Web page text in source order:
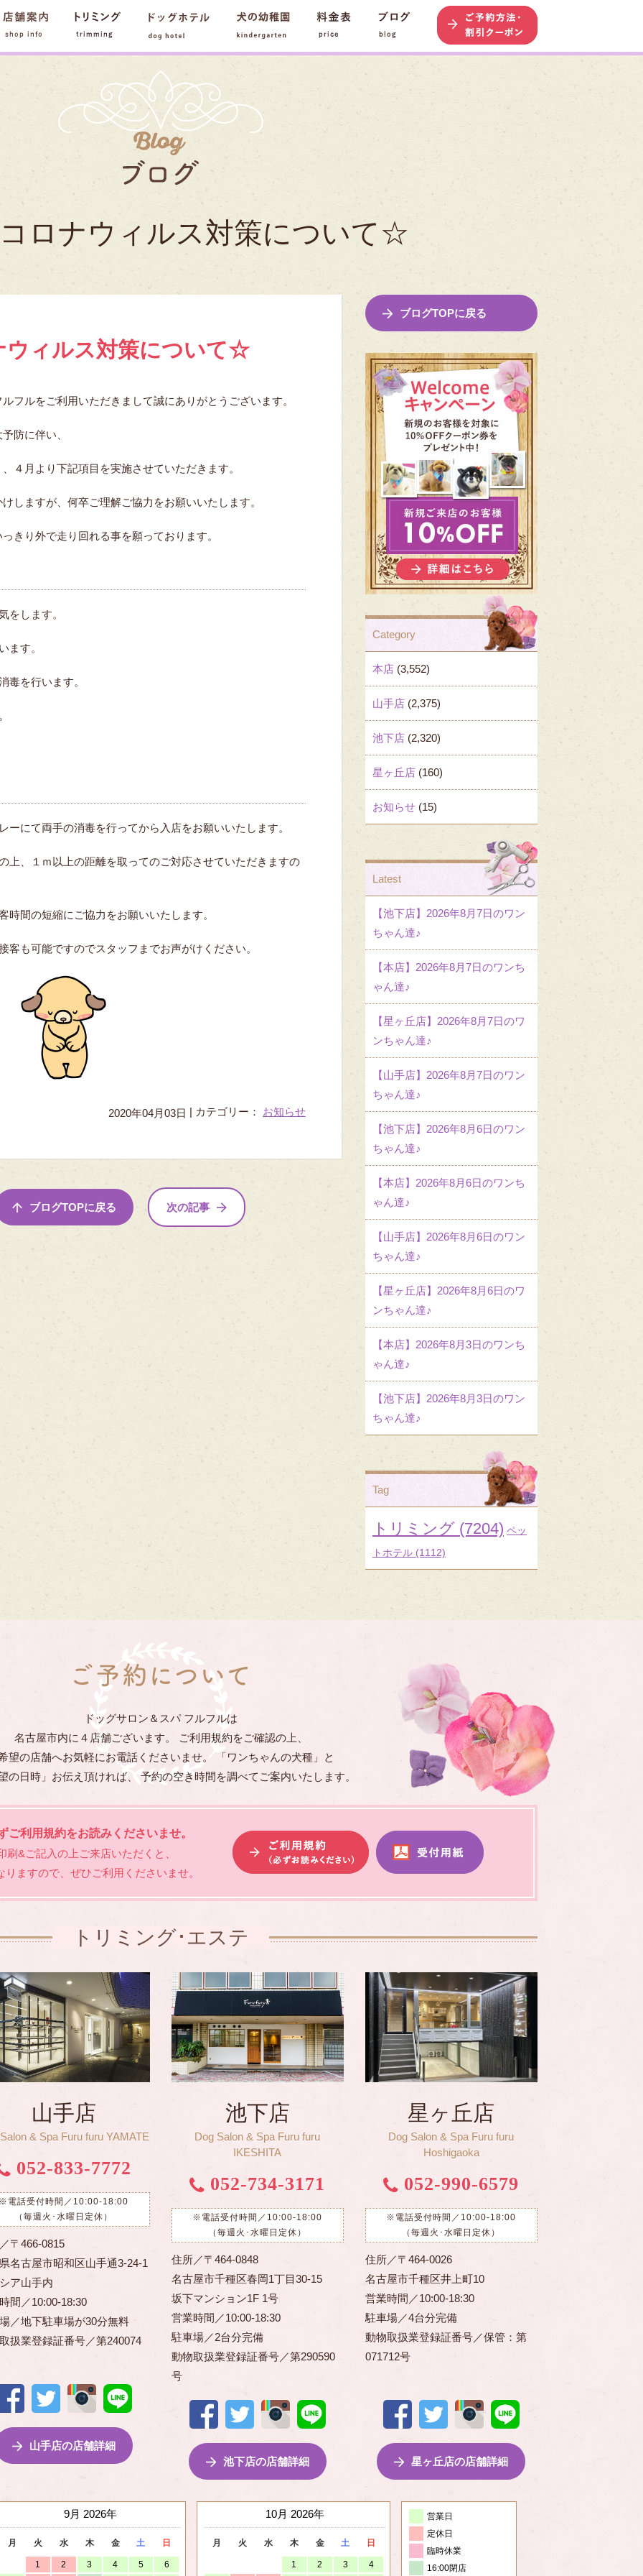
犬のトリミングサロン＆スパ フルフル HOME お知らせ» ☆新型コロナウィルス対策について☆
ロナウィルス対策について☆
ィルス対策について☆
ルをご利用いただきまして誠にありがとうございます。
防に伴い、
４月より下記項目を実施させていただきます。
しますが、何卒ご理解ご協力をお願いいたします。
きり外で走り回れる事を願っております。
します。
ます。
を行います。
にて両手の消毒を行ってから入店をお願いいたします。
、１ｍ以上の距離を取ってのご対応させていただきますの
間の短縮にご協力をお願いいたします。
も可能ですのでスタッフまでお声がけください。
2020年04月03日 | カテゴリー： お知らせ
ブログTOPに戻る 次の記事
ブログTOPに戻る
Category
本店(3,552)
山手店(2,375)
池下店(2,320)
星ヶ丘店(160)
お知らせ(15)
Latest
【池下店】2026年8月7日のワン
ちゃん達♪
【本店】2026年8月7日のワンち
ゃん達♪
【星ヶ丘店】2026年8月7日のワ
ンちゃん達♪
【山手店】2026年8月7日のワン
ちゃん達♪
【池下店】2026年8月6日のワン
ちゃん達♪
【本店】2026年8月6日のワンち
ゃん達♪
【山手店】2026年8月6日のワン
ちゃん達♪
【星ヶ丘店】2026年8月6日のワ
ンちゃん達♪
【本店】2026年8月3日のワンち
ゃん達♪
【池下店】2026年8月3日のワン
ちゃん達♪
Tag
トリミング(7204) ペッ
トホテル(1112)
ドッグサロン＆スパ フルフルは
名古屋市内に４店舗ございます。 ご利用規約をご確認の上、
望の店舗へお気軽にお電話くださいませ。 「ワンちゃんの犬種」と
の日時」お伝え頂ければ、 予約の空き時間を調べてご案内いたします。
ご利用規約をお読みくださいませ。
刷&ご記入の上ご来店いただくと、
ますので、ぜひご利用くださいませ。
トリミング･エステ
山手店
& Spa Furu furu YAMATE
052-833-7772
電話受付時間／10:00-18:00
（毎週火･水曜日定休）
〒466-0815
名古屋市昭和区山手通3-24-1
ア山手内
間／10:00-18:30
／地下駐車場が30分無料
扱業登録証番号／第240074
山手店の店舗詳細
池下店
Dog Salon & Spa Furu furu
IKESHITA
052-734-3171
※電話受付時間／10:00-18:00
（毎週火･水曜日定休）
住所／〒464-0848
名古屋市千種区春岡1丁目30-15
坂下マンション1F 1号
営業時間／10:00-18:30
駐車場／2台分完備
動物取扱業登録証番号／第290590
号
池下店の店舗詳細
星ヶ丘店
Dog Salon & Spa Furu furu
Hoshigaoka
052-990-6579
※電話受付時間／10:00-18:00
（毎週火･水曜日定休）
住所／〒464-0026
名古屋市千種区井上町10
営業時間／10:00-18:30
駐車場／4台分完備
動物取扱業登録証番号／保管：第
071712号
星ヶ丘店の店舗詳細
9月 2026
月 火 水 木 金 土 日
1 2 3 4 5 6
10月 2026
月 火 水 木 金 土 日
1 2 3 4
営業日
定休日
臨時休業
16:00閉店